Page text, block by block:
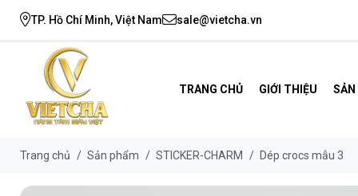
TP. Hồ Chí Minh, Việt Nam sale@vietcha.vn
TRANG CHỦ GIỚI THIỆU
Trang chủ / Sản phẩm / STICKER-CHARM / Dép crocs mẫu 3